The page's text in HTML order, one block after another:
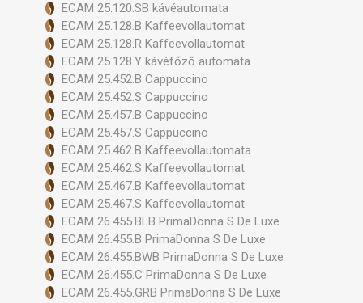
ECAM 25.120.SB kávéautomata
ECAM 25.128.B Kaffeevollautomat
ECAM 25.128.R Kaffeevollautomat
ECAM 25.128.Y kávéfőző automata
ECAM 25.452.B Cappuccino
ECAM 25.452.S Cappuccino
ECAM 25.457.B Cappuccino
ECAM 25.457.S Cappuccino
ECAM 25.462.B Kaffeevollautomata
ECAM 25.462.S Kaffeevollautomat
ECAM 25.467.B Kaffeevollautomat
ECAM 25.467.S Kaffeevollautomat
ECAM 26.455.BLB PrimaDonna S De Luxe
ECAM 26.455.B PrimaDonna S De Luxe
ECAM 26.455.BWB PrimaDonna S De Luxe
ECAM 26.455.C PrimaDonna S De Luxe
ECAM 26.455.GRB PrimaDonna S De Luxe